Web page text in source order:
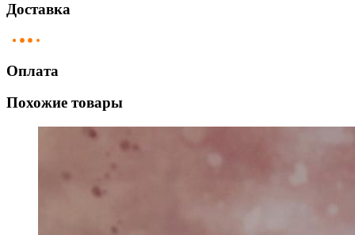
Доставка
Оплата
Похожие товары